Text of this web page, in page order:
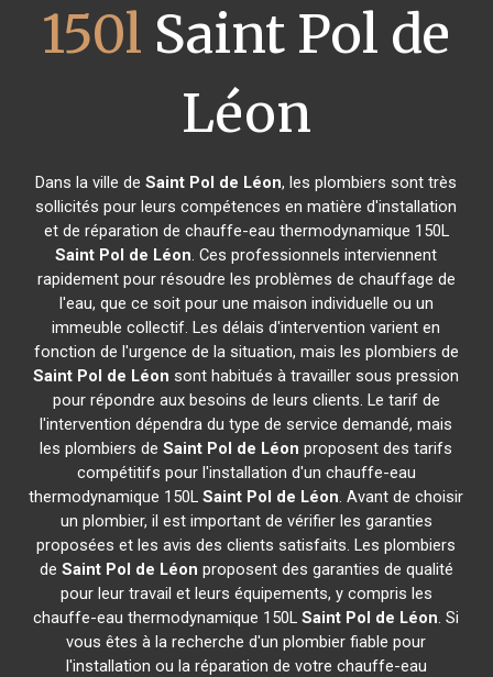
150l Saint Pol de
Léon
Dans la ville deSaint Pol de Léon, les plombiers sont très
sollicités pour leurs compétences en matière d'installation
et de réparation de chauffe-eau thermodynamique 150L
Saint Pol de Léon. Ces professionnels interviennent
rapidement pour résoudre les problèmes de chauffage de
l'eau, que ce soit pour une maison individuelle ou un
immeuble collectif. Les délais d'intervention varient en
fonction de l'urgence de la situation, mais les plombiers de
Saint Pol de Léon sont habitués à travailler sous pression
pour répondre aux besoins de leurs clients. Le tarif de
l'intervention dépendra du type de service demandé, mais
les plombiers deSaint Pol de Léon proposent des tarifs
compétitifs pour l'installation d'un chauffe-eau
thermodynamique 150LSaint Pol de Léon. Avant de choisir
un plombier, il est important de vérifier les garanties
proposées et les avis des clients satisfaits. Les plombiers
de Saint Pol de Léon proposent des garanties de qualité
pour leur travail et leurs équipements, y compris les
chauffe-eau thermodynamique 150LSaint Pol de Léon. Si
vous êtes à la recherche d'un plombier fiable pour
l'installation ou la réparation de votre chauffe-eau